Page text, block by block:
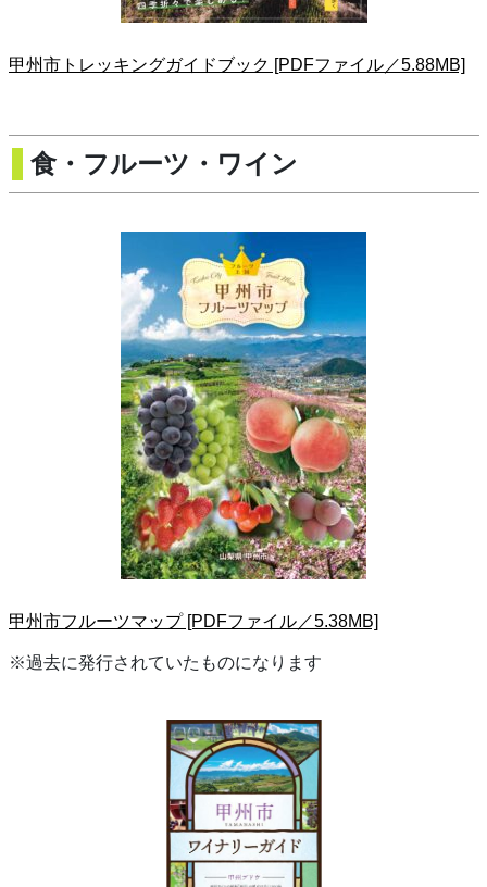
甲州市トレッキングガイドブック [PDFファイル／5.88MB]
食・フルーツ・ワイン
甲州市フルーツマップ [PDFファイル／5.38MB]
※過去に発行されていたものになります